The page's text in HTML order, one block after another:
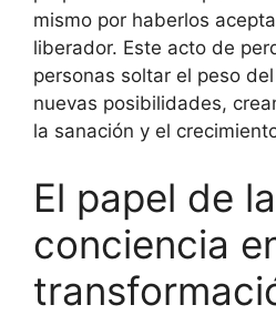
mismo por haberlos
liberador. Este acto de
personas soltar el peso
nuevas posibilidades,
la sanación y el
El papel de la
conciencia